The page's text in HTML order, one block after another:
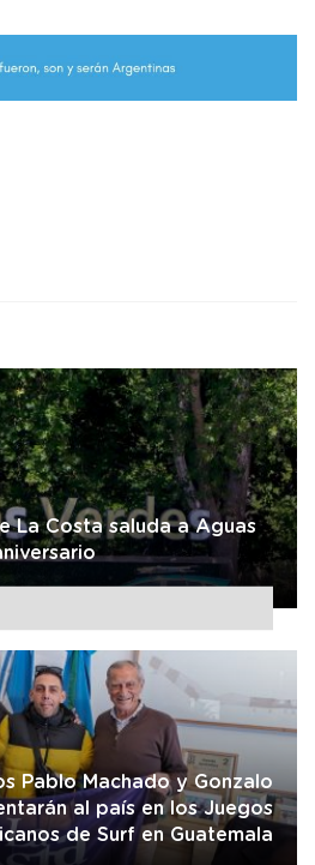
La Costa saluda a Aguas
Pablo Machado y Gonzalo
al país en los Juegos
de Surf en Guatemala